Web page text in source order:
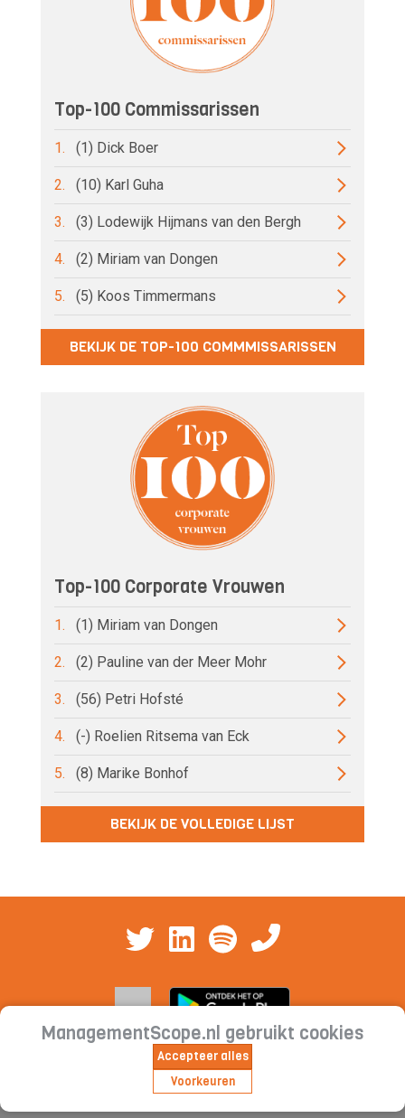
Top-100 Commissarissen
1. (1) Dick Boer
2. (10) Karl Guha
3. (3) Lodewijk Hijmans van den Bergh
4. (2) Miriam van Dongen
5. (5) Koos Timmermans
BEKIJK DE TOP-100 COMMMISSARISSEN
Top-100 Corporate Vrouwen
1. (1) Miriam van Dongen
2. (2) Pauline van der Meer Mohr
3. (56) Petri Hofsté
4. (-) Roelien Ritsema van Eck
5. (8) Marike Bonhof
BEKIJK DE VOLLEDIGE LIJST
Cookieverklaring | Privacyverklaring |
Abonnementsvoorwaarden
ManagementScope.nl gebruikt cookies
Accepteer alles
Voorkeuren